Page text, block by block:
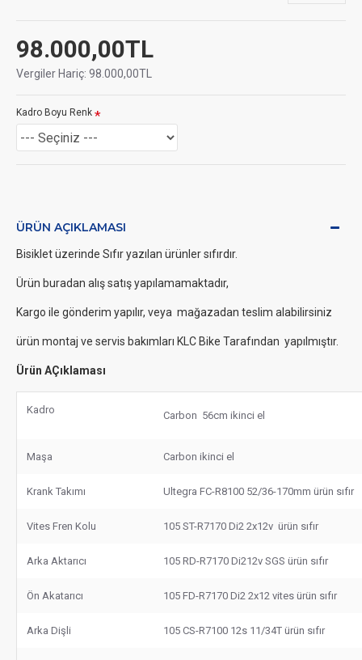
98.000,00TL
Vergiler Hariç: 98.000,00TL
Kadro Boyu Renk
ÜRÜN AÇIKLAMASI
Bisiklet üzerinde Sıfır yazılan ürünler sıfırdır.
Ürün buradan alış satış yapılamamaktadır,
Kargo ile gönderim yapılır, veya mağazadan teslim alabilirsiniz
ürün montaj ve servis bakımları KLC Bike Tarafından yapılmıştır.
Ürün AÇıklaması
Kadro Carbon 56cm ikinci el
Maşa Carbon ikinci el
Krank Takımı Ultegra FC-R8100 52/36-170mm ürün sıfır
Vites Fren Kolu 105 ST-R7170 Di2 2x12v ürün sıfır
Arka Aktarıcı 105 RD-R7170 Di212v SGS ürün sıfır
Ön Akatarıcı 105 FD-R7170 Di2 2x12 vites ürün sıfır
Arka Dişli 105 CS-R7100 12s 11/34T ürün sıfır